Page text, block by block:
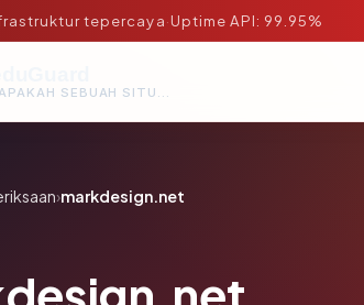
tepercaya·Uptime API: 99.95%
PERIKSA APAKAH SEBUAH SITUS AMAN, TEPERCAYA, DAN TERVERIFIKASI DALAM HITUNGAN DETIK.
›markdesign.net